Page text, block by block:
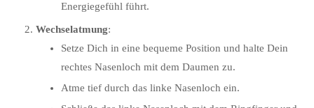
Energiegefühl führt.
Wechselatmung:
Setze Dich in eine bequeme Position und halte Dein
rechtes Nasenloch mit dem Daumen zu.
Atme tief durch das linke Nasenloch ein.